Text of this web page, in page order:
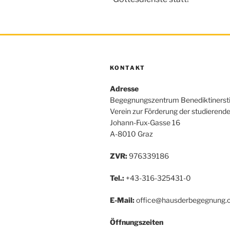
KONTAKT
Adresse
Begegnungszentrum
Verein zur Förderung der
Johann-Fux-Gasse 16
A-8010 Graz
ZVR:976339186
Tel.: +43-316-325431-0
E-Mail:
Öffnungszeiten